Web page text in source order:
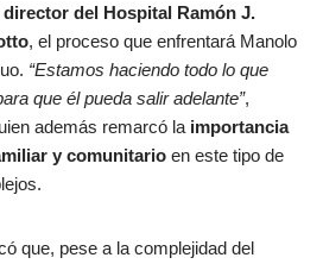
director del Hospital Ramón J.
, el proceso que enfrentará Manolo
“Estamos haciendo todo lo que
que él pueda salir adelante”,
además remarcó la importancia
y comunitario en este tipo de
que, pese a la complejidad del